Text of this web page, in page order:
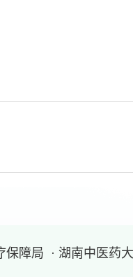
保障局 · 湖南中医药